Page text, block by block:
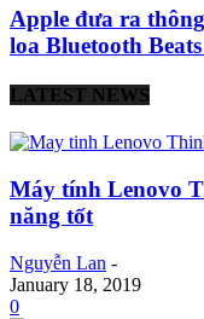
Apple đưa ra
loa Bluetooth
LATEST NEWS
Máy tính Lenovo
năng tốt
Nguyễn Lan -
January 18, 2019
0